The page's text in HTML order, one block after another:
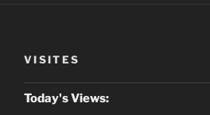
VISITES
Today's Views: